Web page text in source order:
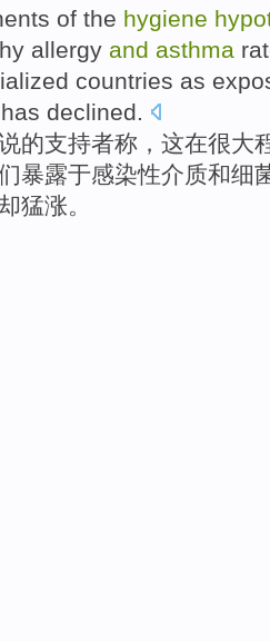
of the hygiene
allergy and asthma
countries as
has declined.
的支持者称 ， 这在很大
暴露于感染性介质和细
猛涨。